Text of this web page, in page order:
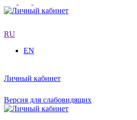
RU
EN
Личный кабинет
Версия для слабовидящих